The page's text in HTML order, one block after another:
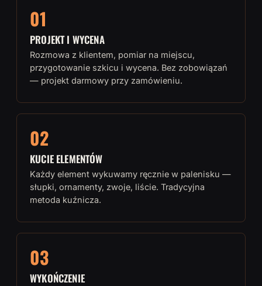
01
PROJEKT I WYCENA
Rozmowa z klientem, pomiar na miejscu,
przygotowanie szkicu i wycena. Bez zobowiązań
— projekt darmowy przy zamówieniu.
02
KUCIE ELEMENTÓW
Każdy element wykuwamy ręcznie w palenisku —
słupki, ornamenty, zwoje, liście. Tradycyjna
metoda kuźnicza.
03
WYKOŃCZENIE